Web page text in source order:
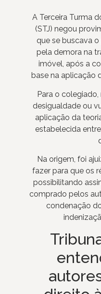
A Terceira Turma
(STJ) negou
que se buscava
pela demora na
imóvel, após a
base na aplicação
Para o
desigualdade ou
aplicação da
estabelecida
Na origem, foi
fazer para que os
possibilitando
comprado pelos
condenação